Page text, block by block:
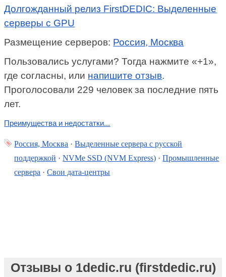
Долгожданный релиз FirstDEDIC: Выделенные
серверы с GPU
Размещение серверов: Россия, Москва
Пользовались услугами? Тогда нажмите «+1»,
где согласны, или напишите отзыв.
Проголосовали 229 человек за последние пять
лет.
Преимущества и недостатки...
Россия, Москва ·Выделенные сервера с русской
поддержкой ·NVMe SSD (NVM Express) ·Промышленные
сервера ·Свои дата-центры
Отзывы о 1dedic.ru (firstdedic.ru)